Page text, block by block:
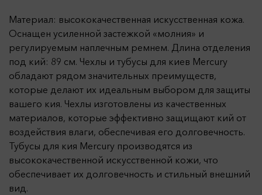
Материал: высококачественная искусственная кожа.
Оснащен усиленной застежкой «молния» и
регулируемым наплечным ремнем. Длина отделения
под кий: 89 см. Чехлы и тубусы для киев Mercury
обладают рядом значительных преимуществ,
которые делают их идеальным выбором для защиты
вашего кия. Чехлы изготовлены из качественных
материалов, которые эффективно защищают кий от
воздействия влаги, обеспечивая его долговечность.
Тубусы для кия Mercury производятся из
высококачественной искусственной кожи, что
обеспечивает их долговечность и стильный внешний
вид.